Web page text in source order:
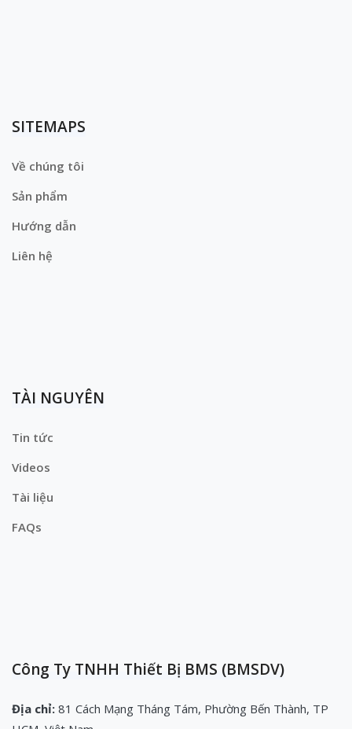
SITEMAPS
Về chúng tôi
Sản phẩm
Hướng dẫn
Liên hệ
TÀI NGUYÊN
Tin tức
Videos
Tài liệu
FAQs
Công Ty TNHH Thiết Bị BMS (BMSDV)
Địa chỉ: 81 Cách Mạng Tháng Tám, Phường Bến Thành, TP